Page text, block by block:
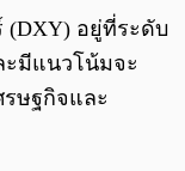
(DXY) อยู่ที่ระดับ
ะมีแนวโน้มจะ
ษฐกิจและ